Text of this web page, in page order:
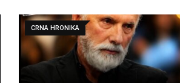
CRNA HRONIKA